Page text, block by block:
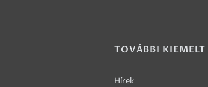
TOVÁBBI KIEMELT
Hírek